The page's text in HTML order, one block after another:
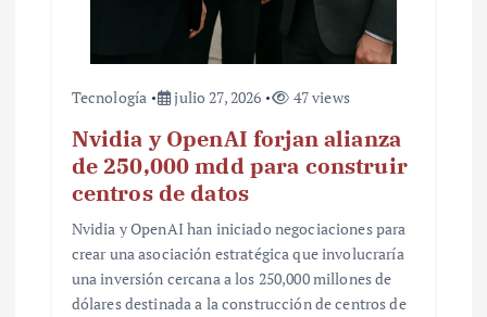
Tecnología julio 27, 2026 47 views
Nvidia y OpenAI forjan alianza
de 250,000 mdd para construir
centros de datos
Nvidia y OpenAI han iniciado negociaciones para
crear una asociación estratégica que involucraría
una inversión cercana a los 250,000 millones de
dólares destinada a la construcción de centros de